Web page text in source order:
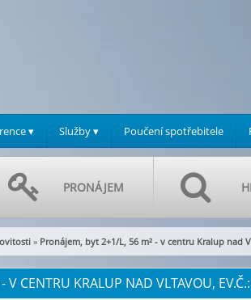
▾ Služby ▾ Poučení spotřebitele
PRONÁJEM
» Pronájem, byt 2+1/L, 56 m² - v centru Kralup nad
V CENTRU KRALUP NAD VLTAVOU,